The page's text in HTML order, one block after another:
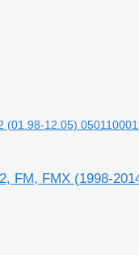
(01.98-12.05)
FM, FMX (1998-